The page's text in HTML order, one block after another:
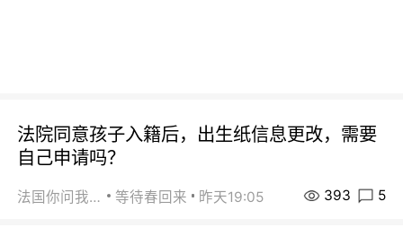
法院同意孩子入籍后，出生纸信息更改，需要
自己申请吗？
法国你问我答 等待春回来 昨天19:05 393 5